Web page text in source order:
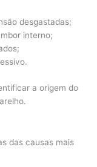
desgastadas;
interno;
a origem do
das causas mais